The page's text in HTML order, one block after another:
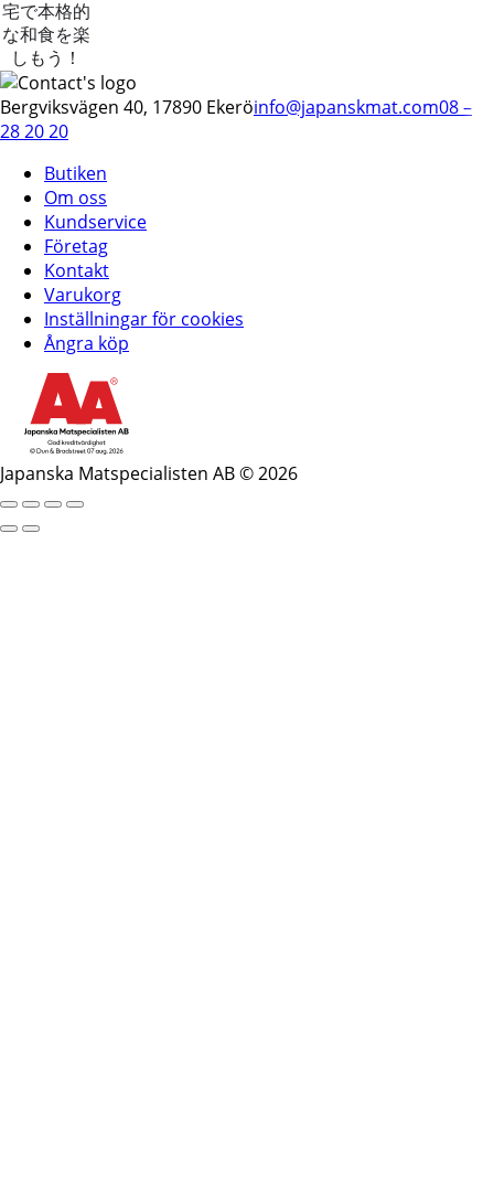
宅で本格的
な和食を楽
しもう！
Bergviksvägen 40, 17890 Ekeröinfo@japanskmat.com08 –
28 20 20
Butiken
Om oss
Kundservice
Företag
Kontakt
Varukorg
Inställningar för cookies
Ångra köp
Japanska Matspecialisten AB © 2026